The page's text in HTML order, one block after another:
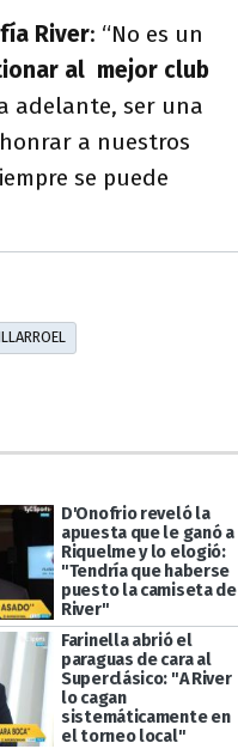
River: “No es un
al mejor club
adelante, ser una
a nuestros
se puede
D'Onofrio reveló la
apuesta que le ganó a
Riquelme y lo elogió:
"Tendría que haberse
puesto la camiseta de
River"
Farinella abrió el
paraguas de cara al
Superclásico: "A River
lo cagan
sistemáticamente en
el torneo local"